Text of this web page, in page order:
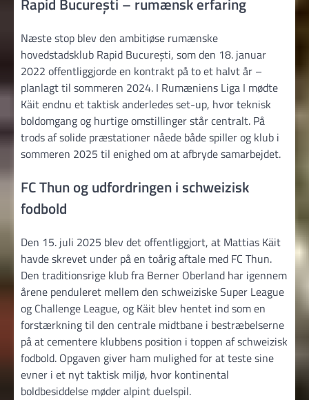
Næste stop blev den ambitiøse rumænske
hovedstadsklub Rapid București, som den 18. januar
2022 offentliggjorde en kontrakt på to et halvt år –
planlagt til sommeren 2024. I Rumæniens Liga I mødte
Käit endnu et taktisk anderledes set-up, hvor teknisk
boldomgang og hurtige omstillinger står centralt. På
trods af solide præstationer nåede både spiller og klub i
sommeren 2025 til enighed om at afbryde samarbejdet.
FC Thun og udfordringen i schweizisk
fodbold
Den 15. juli 2025 blev det offentliggjort, at Mattias Käit
havde skrevet under på en toårig aftale med FC Thun.
Den traditionsrige klub fra Berner Oberland har igennem
årene penduleret mellem den schweiziske Super League
og Challenge League, og Käit blev hentet ind som en
forstærkning til den centrale midtbane i bestræbelserne
på at cementere klubbens position i toppen af schweizisk
fodbold. Opgaven giver ham mulighed for at teste sine
evner i et nyt taktisk miljø, hvor kontinental
boldbesiddelse møder alpint duelspil.